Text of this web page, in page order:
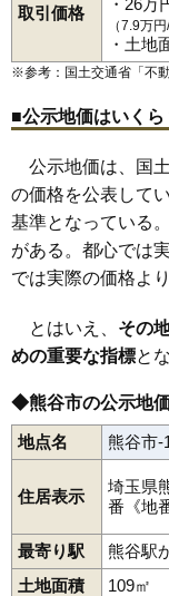
79 八ツ口
80 大塚
82 小江川
83 下川上
84 中曽根
85 川原明戸
86 上江袋
87 千代
御正新田
89 小島
91 下奈良
92 上須戸
楊井
上奈良
95 上恩田
96
取引価格
（7.9万円/
・土地
※参考：国土交通省「不
■公示地価はいくら
公示地価は、国
の価格を公表して
基準となっている
がある。都心では
では実際の価格よ
とはいえ、 その
めの重要な指標と
◆熊谷市の公示地価
地点名 熊谷市-
住居表示
埼玉県
番《地
最寄り駅 熊谷駅
土地面積
109㎡
須賀広
瀬南善ケ島
津田新田
奈良
箱田原島東別府樋
宮町宮前町 宮本町
楊井八ツ口弥藤吾
熊谷駅 籠原駅上熊
ソシオ流通セン